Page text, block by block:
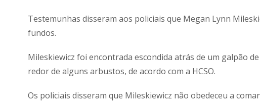
Testemunhas disseram aos policiais que Megan Lynn
fundos.
Mileskiewicz foi encontrada escondida atrás de um galpão
redor de alguns arbustos, de acordo com a HCSO.
Os policiais disseram que Mileskiewicz não obedeceu a